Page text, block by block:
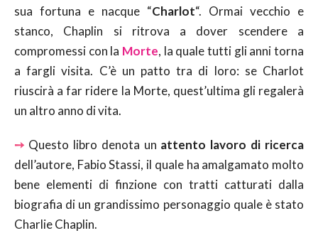
sua fortuna e nacque “Charlot“. Ormai vecchio e
stanco, Chaplin si ritrova a dover scendere a
compromessi con la Morte, la quale tutti gli anni torna
a fargli visita. C’è un patto tra di loro: se Charlot
riuscirà a far ridere la Morte, quest’ultima gli regalerà
un altro anno di vita.
➙ Questo libro denota un attento lavoro di ricerca
dell’autore, Fabio Stassi, il quale ha amalgamato molto
bene elementi di finzione con tratti catturati dalla
biografia di un grandissimo personaggio quale è stato
Charlie Chaplin.